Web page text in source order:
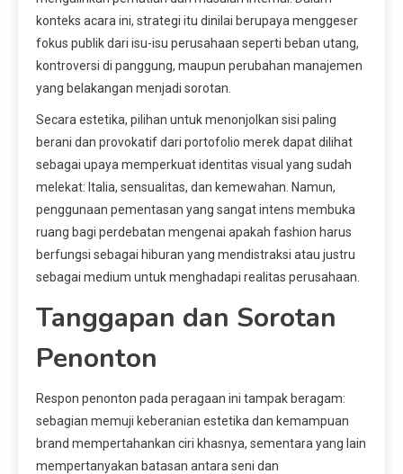
konteks acara ini, strategi itu dinilai berupaya menggeser
fokus publik dari isu-isu perusahaan seperti beban utang,
kontroversi di panggung, maupun perubahan manajemen
yang belakangan menjadi sorotan.
Secara estetika, pilihan untuk menonjolkan sisi paling
berani dan provokatif dari portofolio merek dapat dilihat
sebagai upaya memperkuat identitas visual yang sudah
melekat: Italia, sensualitas, dan kemewahan. Namun,
penggunaan pementasan yang sangat intens membuka
ruang bagi perdebatan mengenai apakah fashion harus
berfungsi sebagai hiburan yang mendistraksi atau justru
sebagai medium untuk menghadapi realitas perusahaan.
Tanggapan dan Sorotan
Penonton
Respon penonton pada peragaan ini tampak beragam:
sebagian memuji keberanian estetika dan kemampuan
brand mempertahankan ciri khasnya, sementara yang lain
mempertanyakan batasan antara seni dan